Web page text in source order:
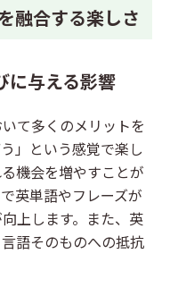
融合する楽しさ
に与える影響
て多くのメリットを
」という感覚で楽し
機会を増やすことが
英単語やフレーズが
上します。また、英
語そのものへの抵抗